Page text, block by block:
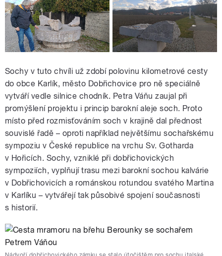
Sochy v tuto chvíli už zdobí polovinu kilometrové cesty
do obce Karlík, město Dobřichovice pro ně speciálně
vytváří vedle silnice chodník. Petra Váňu zaujal při
promýšlení projektu i princip barokní aleje soch. Proto
místo před rozmisťováním soch v krajině dal přednost
souvislé řadě – oproti například největšímu sochařskému
sympoziu v České republice na vrchu Sv. Gotharda
v Hořicích. Sochy, vzniklé při dobřichovických
sympoziích, vyplňují trasu mezi barokní sochou kalvárie
v Dobřichovicích a románskou rotundou svatého Martina
v Karlíku – vytvářejí tak působivé spojení současnosti
s historií.